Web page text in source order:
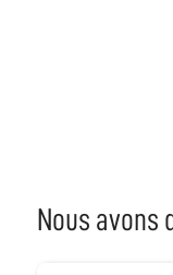
Nous avons